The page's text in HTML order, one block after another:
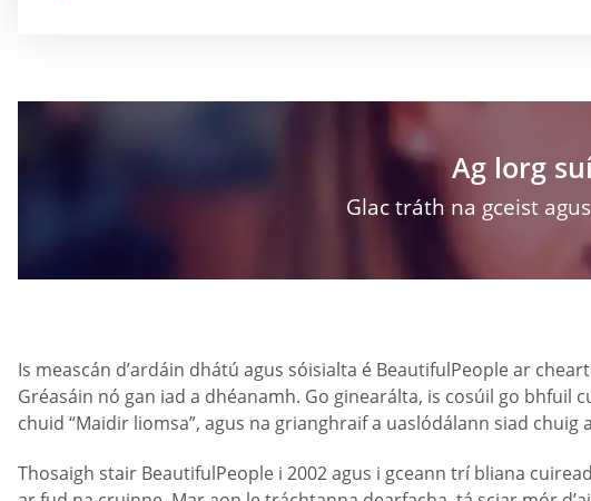
Ag lorg
Glac tráth na gceist
Is meascán d’ardáin dhátú agus sóisialta é BeautifulPeople ar
Gréasáin nó gan iad a dhéanamh. Go ginearálta, is cosúil go
chuid “Maidir liomsa”, agus na grianghraif a uaslódálann siad chuig
Thosaigh stair BeautifulPeople i 2002 agus i gceann trí bliana